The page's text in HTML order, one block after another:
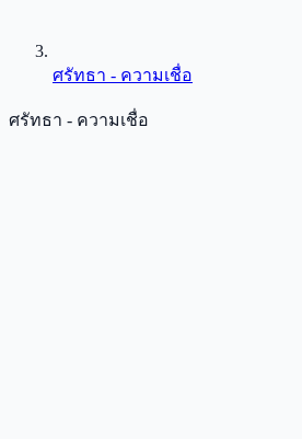
ศรัทธา - ความเชื่อ
ศรัทธา - ความเชื่อ